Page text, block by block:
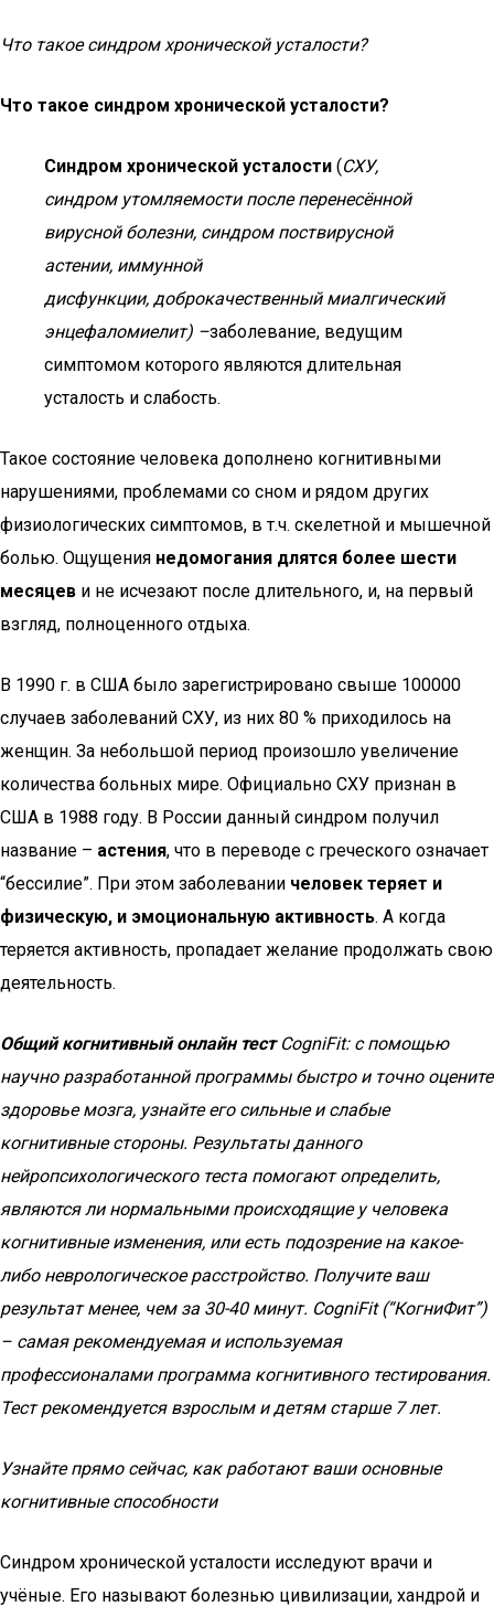
Что такое синдром хронической усталости?
Что такое синдром хронической усталости?
Синдром хронической усталости (СХУ,
синдром утомляемости после перенесённой
вирусной болезни, синдром поствирусной
астении, иммунной
дисфункции, доброкачественный миалгический
энцефаломиелит) –заболевание, ведущим
симптомом которого являются длительная
усталость и слабость.
Такое состояние человека дополнено когнитивными
нарушениями, проблемами со сном и рядом других
физиологических симптомов, в т.ч. скелетной и мышечной
болью. Ощущения недомогания длятся более шести
месяцев и не исчезают после длительного, и, на первый
взгляд, полноценного отдыха.
В 1990 г. в США было зарегистрировано свыше 100000
случаев заболеваний СХУ, из них 80 % приходилось на
женщин. За небольшой период произошло увеличение
количества больных мире. Официально СХУ признан в
США в 1988 году. В России данный синдром получил
название – астения, что в переводе с греческого означает
“бессилие”. При этом заболевании человек теряет и
физическую, и эмоциональную активность. А когда
теряется активность, пропадает желание продолжать свою
деятельность.
Общий когнитивный онлайн тестCogniFit: с помощью
научно разработанной программы быстро и точно оцените
здоровье мозга, узнайте его сильные и слабые
когнитивные стороны. Результаты данного
нейропсихологического теста помогают определить,
являются ли нормальными происходящие у человека
когнитивные изменения, или есть подозрение на какое-
либо неврологическое расстройство. Получите ваш
результат менее, чем за 30-40 минут. CogniFit (“КогниФит”)
– самая рекомендуемая и используемая
профессионалами программа когнитивного тестирования.
Тест рекомендуется взрослым и детям старше 7 лет.
Узнайте прямо сейчас, как работают ваши основные
когнитивные способности
Синдром хронической усталости исследуют врачи и
учёные. Его называют болезнью цивилизации, хандрой и